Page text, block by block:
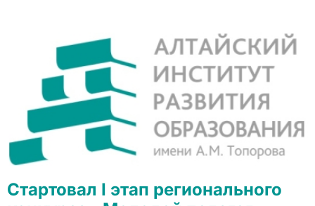
Стартовал I этап регионального